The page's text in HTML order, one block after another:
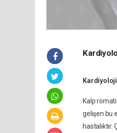
Kardiyoloji
Kalp
gelişen bu